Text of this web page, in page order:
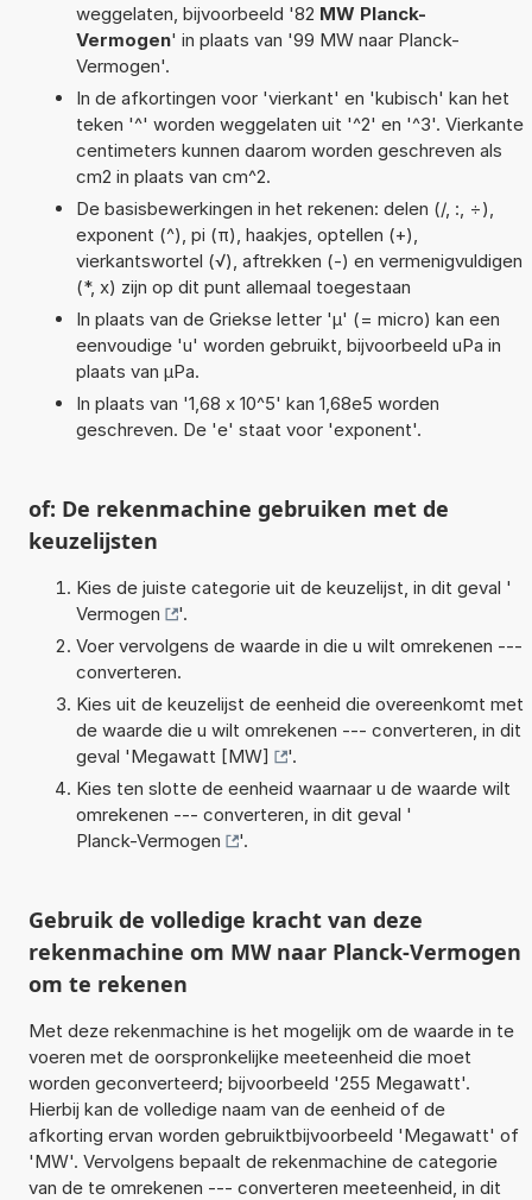
weggelaten, bijvoorbeeld '82 MW Planck-
Vermogen' in plaats van '99 MW naar Planck-
Vermogen'.
In de afkortingen voor 'vierkant' en 'kubisch' kan het
teken '^' worden weggelaten uit '^2' en '^3'. Vierkante
centimeters kunnen daarom worden geschreven als
cm2 in plaats van cm^2.
De basisbewerkingen in het rekenen: delen (/, :, ÷),
exponent (^), pi (π), haakjes, optellen (+),
vierkantswortel (√), aftrekken (-) en vermenigvuldigen
(*, x) zijn op dit punt allemaal toegestaan
In plaats van de Griekse letter 'µ' (= micro) kan een
eenvoudige 'u' worden gebruikt, bijvoorbeeld uPa in
plaats van µPa.
In plaats van '1,68 x 10^5' kan 1,68e5 worden
geschreven. De 'e' staat voor 'exponent'.
of: De rekenmachine gebruiken met de
keuzelijsten
Kies de juiste categorie uit de keuzelijst, in dit geval '
Vermogen
'.
Voer vervolgens de waarde in die u wilt omrekenen ---
converteren.
Kies uit de keuzelijst de eenheid die overeenkomt met
de waarde die u wilt omrekenen --- converteren, in dit
geval 'Megawatt [MW]
'.
Kies ten slotte de eenheid waarnaar u de waarde wilt
omrekenen --- converteren, in dit geval '
Planck-Vermogen
'.
Gebruik de volledige kracht van deze
rekenmachine om MW naar Planck-Vermogen
om te rekenen
Met deze rekenmachine is het mogelijk om de waarde in te
voeren met de oorspronkelijke meeteenheid die moet
worden geconverteerd; bijvoorbeeld '255 Megawatt'.
Hierbij kan de volledige naam van de eenheid of de
afkorting ervan worden gebruiktbijvoorbeeld 'Megawatt' of
'MW'. Vervolgens bepaalt de rekenmachine de categorie
van de te omrekenen --- converteren meeteenheid, in dit